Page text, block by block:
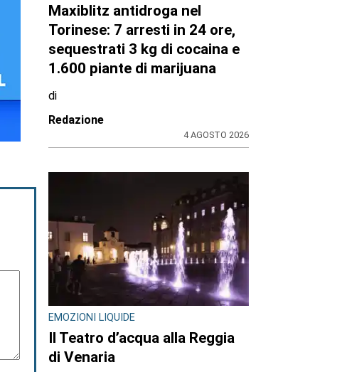
Maxiblitz antidroga nel
Torinese: 7 arresti in 24 ore,
sequestrati 3 kg di cocaina e
1.600 piante di marijuana
di
Redazione
4 AGOSTO 2026
EMOZIONI LIQUIDE
Il Teatro d’acqua alla Reggia
di Venaria